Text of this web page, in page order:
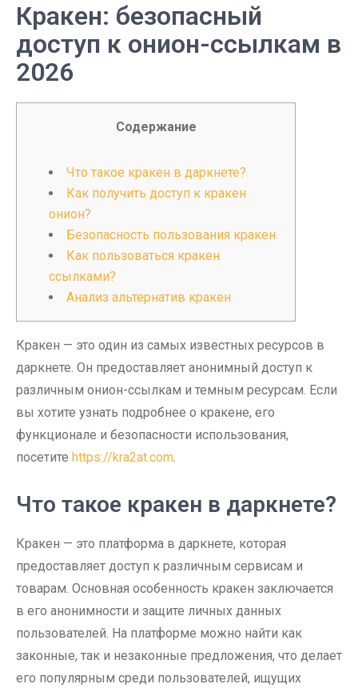
Кракен: безопасный
доступ к онион-ссылкам в
2026
Содержание
Что такое кракен в даркнете?
Как получить доступ к кракен
онион?
Безопасность пользования кракен
Как пользоваться кракен
ссылками?
Анализ альтернатив кракен
Кракен — это один из самых известных ресурсов в
даркнете. Он предоставляет анонимный доступ к
различным онион-ссылкам и темным ресурсам. Если
вы хотите узнать подробнее о кракене, его
функционале и безопасности использования,
посетите https://kra2at.com.
Что такое кракен в даркнете?
Кракен — это платформа в даркнете, которая
предоставляет доступ к различным сервисам и
товарам. Основная особенность кракен заключается
в его анонимности и защите личных данных
пользователей. На платформе можно найти как
законные, так и незаконные предложения, что делает
его популярным среди пользователей, ищущих